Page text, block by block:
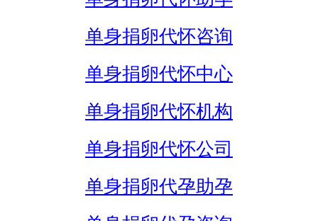
单身捐卵代怀咨询
单身捐卵代怀中心
单身捐卵代怀机构
单身捐卵代怀公司
单身捐卵代孕助孕